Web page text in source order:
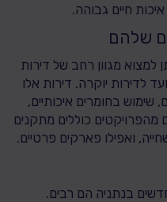
חיים גבוהה.
שלהם
למצוא מגוון רחב של דירות
לדירות יוקרה. דירות אלו
שימוש בחומרים איכותיים,
מהפרויקטים כוללים מתקנים
ואפילו פארקים פרטיים.
בנתניה הם רבים.